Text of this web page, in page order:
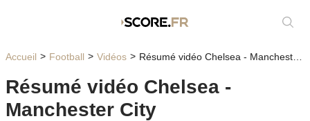
Accueil Football Vidéos Résumé vidéo Chelsea - Manchester City
Résumé vidéo Chelsea -
Manchester City